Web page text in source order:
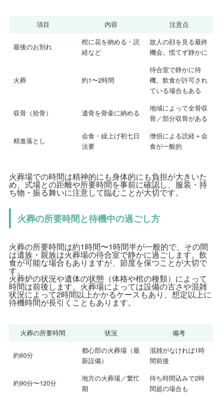
項目 内容 注意点
最後のお別れ
棺に花を納める・読
経など
故人の顔を見る最終
機会。慌てず静かに
火葬 約1〜2時間
待合室で静かに待
機。飲食が許可され
ている場合もある
収骨（拾骨） 遺骨を骨壷に納める
地域によって全骨収
骨／部分収骨がある
精進落とし
会食・繰上げ初七日
法要
僧侶による読経＋会
食が一般的
火葬場での時間は精神的にも身体的にも負担が大きいた
め、式場との距離や所要時間を事前に確認し、服装・持
ち物・振る舞いに注意して臨むことが大切です。
火葬の所要時間と待機中の過ごし方
火葬の所要時間は約1時間〜1時間半が一般的で、その間
は遺族・親族は火葬場の待合室で静かに過ごします。飲
食が可能な場合もありますが、節度を保つことが大切で
す。
火葬炉の状況や遺体の状態（体格や棺の種類）によって
時間は前後します。火葬場によっては設備の古さや混雑
状況によって2時間以上かかるケースもあり、想定以上に
待機時間が長引くこともあります。
火葬の所要時間 状況 備考
約60分
都心部の火葬場（最
新設備）
混雑がなければ1時
間前後
約90分〜120分
地方の火葬場／繁忙
期
待ち時間込みで2時
間超の場合も